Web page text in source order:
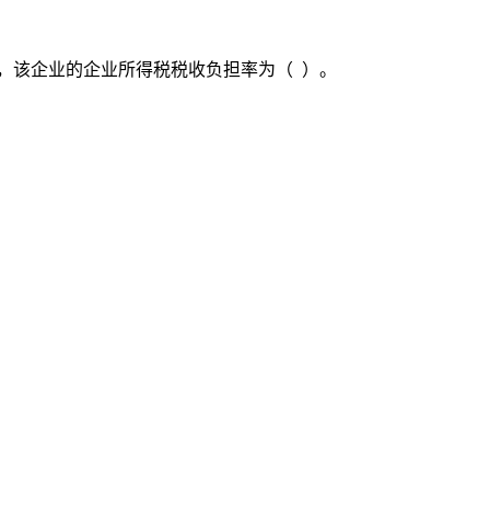
该企业的企业所得税税收负担率为（ ）。